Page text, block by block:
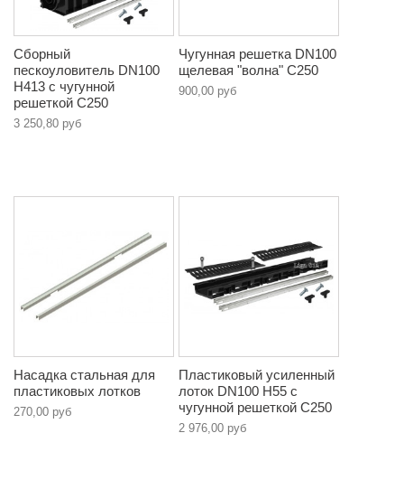
Сборный
пескоуловитель DN100
H413 с чугунной
решеткой C250
3 250,80 руб
Чугунная решетка DN100
щелевая "волна" C250
900,00 руб
Насадка стальная для
пластиковых лотков
270,00 руб
Пластиковый усиленный
лоток DN100 H55 с
чугунной решеткой C250
2 976,00 руб